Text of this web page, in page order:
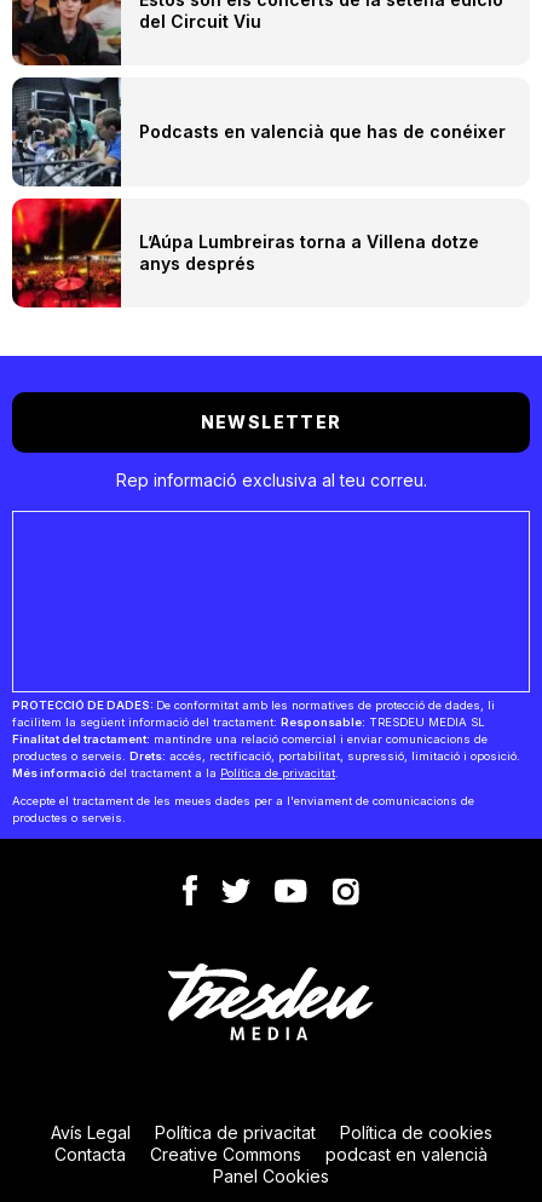
del Circuit Viu
Podcasts en valencià que has de conéixer
L’Aúpa Lumbreiras torna a Villena dotze
anys després
NEWSLETTER
Rep informació exclusiva al teu correu.
PROTECCIÓ DE DADES: De conformitat amb les normatives de protecció de dades, li
facilitem la següent informació del tractament: Responsable: TRESDEU MEDIA SL
Finalitat del tractament: mantindre una relació comercial i enviar comunicacions de
productes o serveis. Drets: accés, rectificació, portabilitat, supressió, limitació i oposició.
Més informació del tractament a la Política de privacitat
Accepte el tractament de les meues dades per a l'enviament de comunicacions de
productes o serveis.
Avís Legal Política de privacitat
Política de cookies
Contacta
Creative Commons
podcast en valencià
Panel Cookies